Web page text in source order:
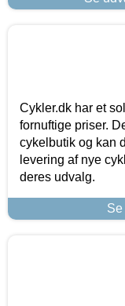
Cykler.dk har et
fornuftige priser.
cykelbutik og kan
levering af nye
deres udvalg.